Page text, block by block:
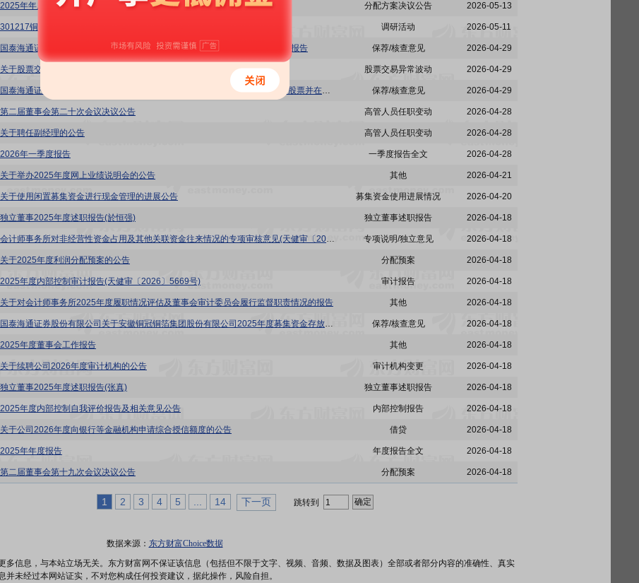
年年度股东会决议公告 分配方案决议公告 2026-05-13
铜冠铜箔投资者关系管理信息20260511 调研活动 2026-05-11
泰海通证券股份有限公司关于安徽铜冠铜箔集团股份有限公司2025年度跟踪报告 保荐/核查意见 2026-04-29
于股票交易异常波动的公告 股票交易异常波动 2026-04-29
铜冠铜箔:国泰海通证券股份有限公司关于安徽铜冠铜箔集团股份有限公司首次公开发行股票并在创业板上市之保荐总结报告书 保荐/核查意见 2026-04-29
二届董事会第二十次会议决议公告 高管人员任职变动 2026-04-28
于聘任副经理的公告 高管人员任职变动 2026-04-28
年一季度报告 一季度报告全文 2026-04-28
于举办2025年度网上业绩说明会的公告 其他 2026-04-21
于使用闲置募集资金进行现金管理的进展公告 募集资金使用进展情况 2026-04-20
立董事2025年度述职报告(於恒强) 独立董事述职报告 2026-04-18
铜冠铜箔:会计师事务所对非经营性资金占用及其他关联资金往来情况的专项审核意见(天健审〔2026〕5670号) 专项说明/独立意见 2026-04-18
于2025年度利润分配预案的公告 分配预案 2026-04-18
年度内部控制审计报告(天健审〔2026〕5669号) 审计报告 2026-04-18
于对会计师事务所2025年度履职情况评估及董事会审计委员会履行监督职责情况的报告 其他 2026-04-18
铜冠铜箔:国泰海通证券股份有限公司关于安徽铜冠铜箔集团股份有限公司2025年度募集资金存放、管理与使用情况的专项核查意见 保荐/核查意见 2026-04-18
年度董事会工作报告 其他 2026-04-18
于续聘公司2026年度审计机构的公告 审计机构变更 2026-04-18
立董事2025年度述职报告(张真) 独立董事述职报告 2026-04-18
年度内部控制自我评价报告及相关意见公告 内部控制报告 2026-04-18
于公司2026年度向银行等金融机构申请综合授信额度的公告 借贷 2026-04-18
年年度报告 年度报告全文 2026-04-18
二届董事会第十九次会议决议公告 分配预案 2026-04-18
1 2 3 4 5 14 下一页 跳转到
数据来源： 东方财富Choice数据
多信息，与本站立场无关。东方财富网不保证该信息（包括但不限于文字、视频、音频、数据及图表）全部或者部分内容的准确性、真实
未经过本网站证实，不对您构成任何投资建议，据此操作，风险自担。